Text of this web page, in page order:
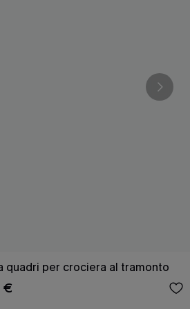
quadri per crociera al tramonto
€
nelle